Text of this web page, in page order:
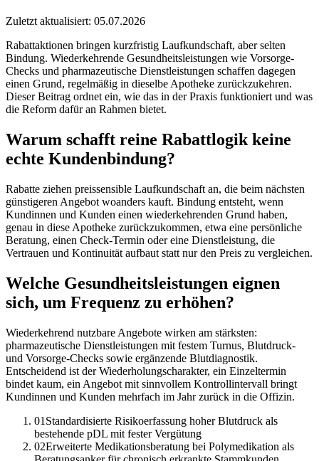
Zuletzt aktualisiert: 05.07.2026
Rabattaktionen bringen kurzfristig Laufkundschaft, aber selten
Bindung. Wiederkehrende Gesundheitsleistungen wie Vorsorge-
Checks und pharmazeutische Dienstleistungen schaffen dagegen
einen Grund, regelmäßig in dieselbe Apotheke zurückzukehren.
Dieser Beitrag ordnet ein, wie das in der Praxis funktioniert und was
die Reform dafür an Rahmen bietet.
Warum schafft reine Rabattlogik keine
echte Kundenbindung?
Rabatte ziehen preissensible Laufkundschaft an, die beim nächsten
günstigeren Angebot woanders kauft. Bindung entsteht, wenn
Kundinnen und Kunden einen wiederkehrenden Grund haben,
genau in diese Apotheke zurückzukommen, etwa eine persönliche
Beratung, einen Check-Termin oder eine Dienstleistung, die
Vertrauen und Kontinuität aufbaut statt nur den Preis zu vergleichen.
Welche Gesundheitsleistungen eignen
sich, um Frequenz zu erhöhen?
Wiederkehrend nutzbare Angebote wirken am stärksten:
pharmazeutische Dienstleistungen mit festem Turnus, Blutdruck-
und Vorsorge-Checks sowie ergänzende Blutdiagnostik.
Entscheidend ist der Wiederholungscharakter, ein Einzeltermin
bindet kaum, ein Angebot mit sinnvollem Kontrollintervall bringt
Kundinnen und Kunden mehrfach im Jahr zurück in die Offizin.
01 Standardisierte Risikoerfassung hoher Blutdruck als
bestehende pDL mit fester Vergütung
02Erweiterte Medikationsberatung bei Polymedikation als